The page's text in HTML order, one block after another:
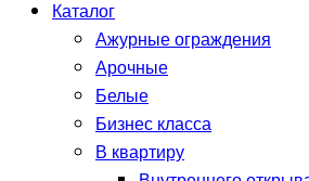
Каталог
Ажурные ограждения
Арочные
Белые
Бизнес класса
В квартиру